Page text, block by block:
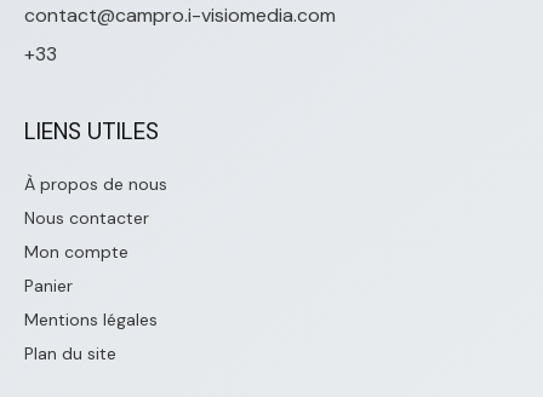
contact@campro.i-visiomedia.com
+33
LIENS UTILES
À propos de nous
Nous contacter
Mon compte
Panier
Mentions légales
Plan du site